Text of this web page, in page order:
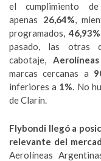
el cumplimiento
apenas 26,64%,
programados,46,93%
pasado, las otras
cabotaje,
marcas cercanas a
inferiores a 1%. No
de Clarín.
Flybondi llegó a
relevante del
Aerolíneas